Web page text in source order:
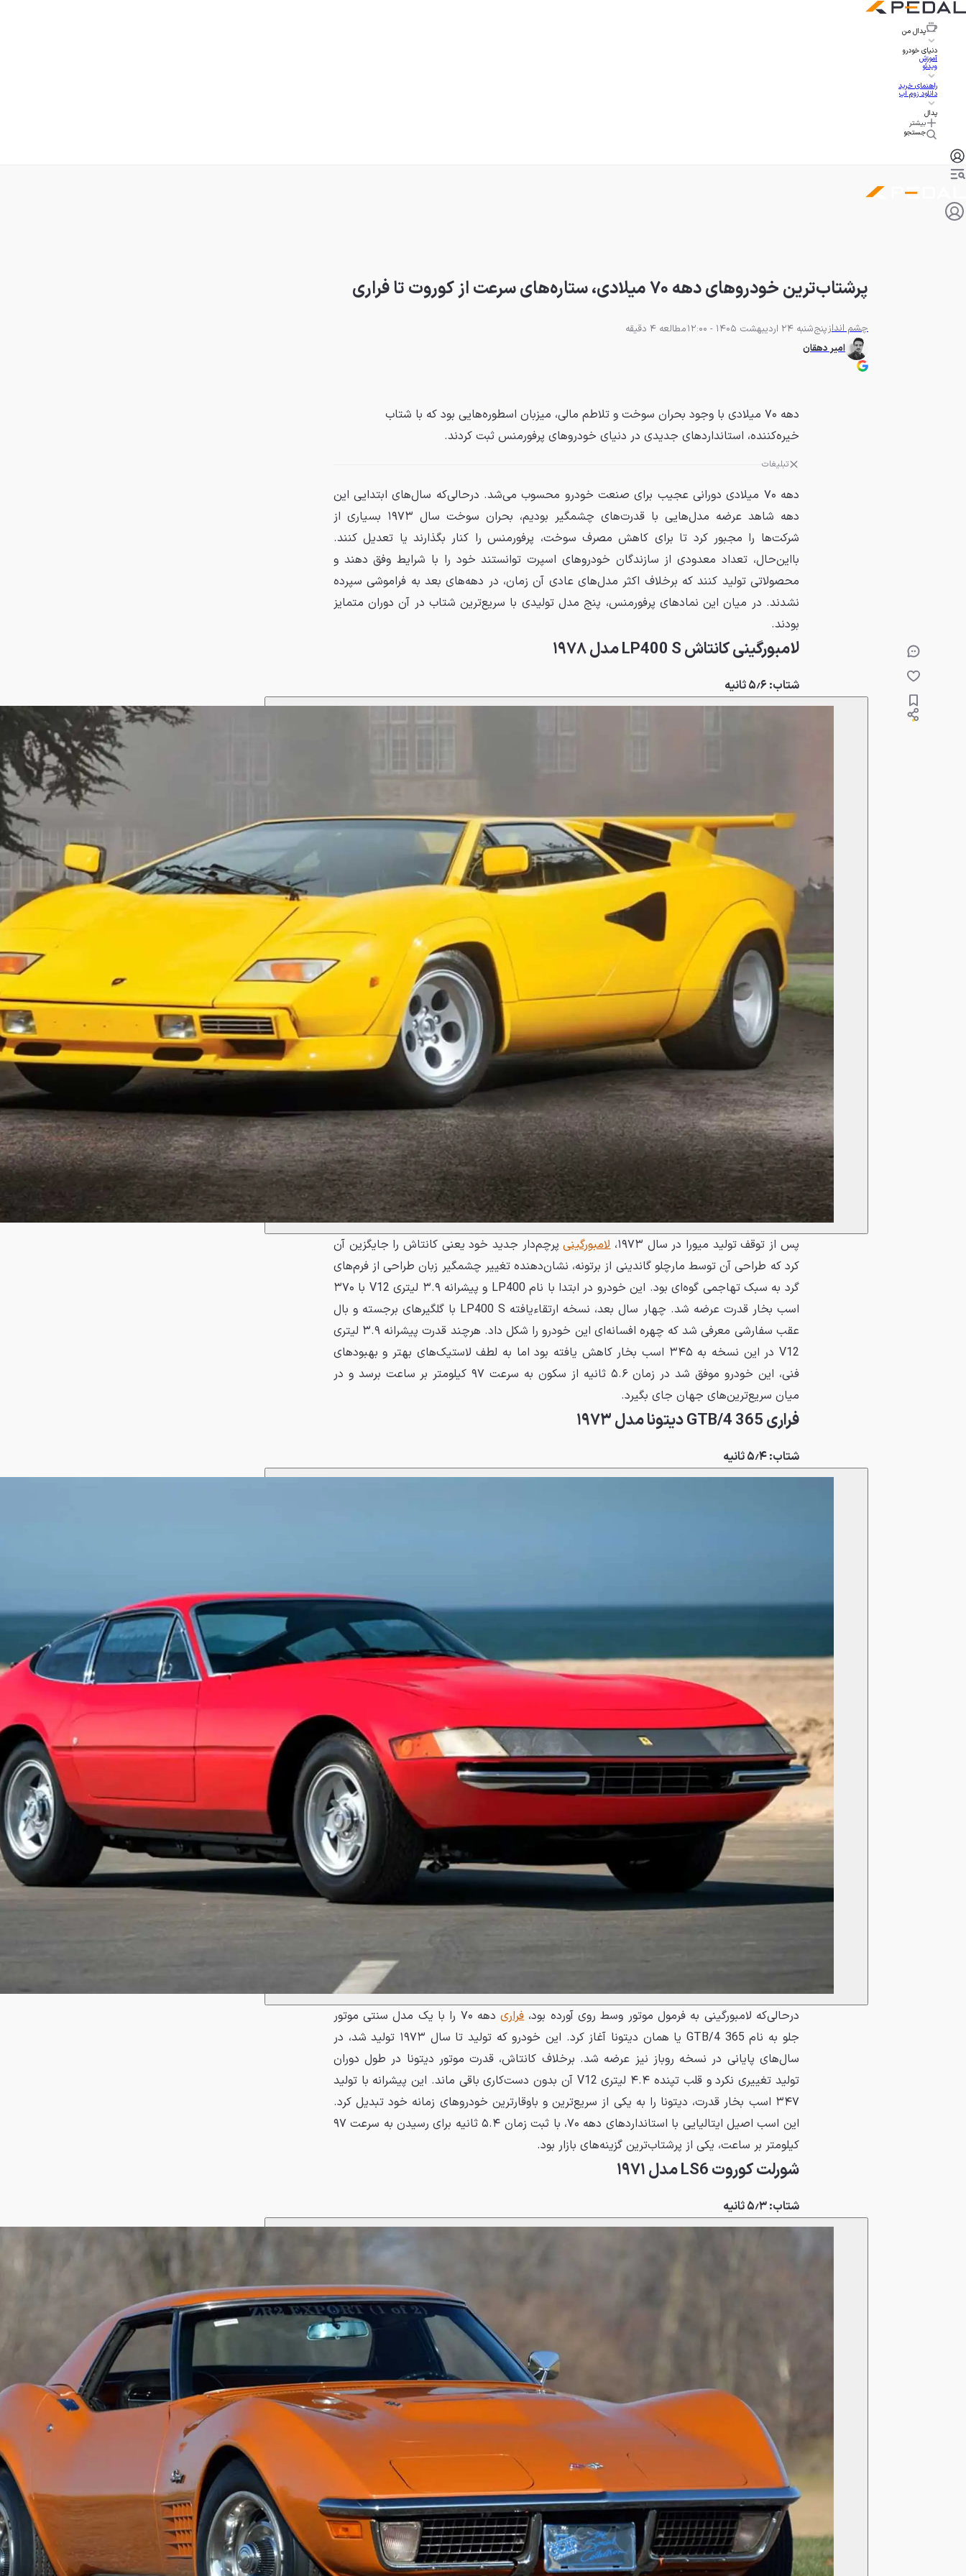
پدال من
دنیای خودرو
آموزش
ویدئو
راهنمای خرید
دانلود زوم اپ
پدال
بیشتر
جستجو
پرشتاب‌ترین خودروهای دهه ۷۰ میلادی، ستاره‌های سرعت از کوروت تا فراری
چشم اندازپنج‌شنبه 24 اردیبهشت 1405 - 12:00
مطالعه 4 دقیقه
امیر دهقان
دهه ۷۰ میلادی با وجود بحران سوخت و تلاطم مالی، میزبان اسطوره‌هایی بود که با شتاب
خیره‌کننده، استانداردهای جدیدی در دنیای خودروهای پرفورمنس ثبت کردند.
تبلیغات
دهه ۷۰ میلادی دورانی عجیب برای صنعت خودرو محسوب می‌شد. درحالی‌که سال‌های ابتدایی این
دهه شاهد عرضه مدل‌هایی با قدرت‌های چشمگیر بودیم، بحران سوخت سال ۱۹۷۳ بسیاری از
شرکت‌ها را مجبور کرد تا برای کاهش مصرف سوخت، پرفورمنس را کنار بگذارند یا تعدیل کنند.
بااین‌حال، تعداد معدودی از سازندگان خودروهای اسپرت توانستند خود را با شرایط وفق دهند و
محصولاتی تولید کنند که برخلاف اکثر مدل‌های عادی آن زمان، در دهه‌های بعد به فراموشی سپرده
نشدند. در میان این نمادهای پرفورمنس، پنج مدل تولیدی با سریع‌ترین شتاب در آن دوران متمایز
بودند.
لامبورگینی کانتاش LP400 S مدل ۱۹۷۸
شتاب: ۵٫۶ ثانیه
پس از توقف تولید میورا در سال ۱۹۷۳، لامبورگینیپرچم‌دار جدید خود یعنی کانتاش را جایگزین آن
کرد که طراحی آن توسط مارچلو گاندینی از برتونه، نشان‌دهنده تغییر چشمگیر زبان طراحی از فرم‌های
گرد به سبک تهاجمی گوه‌ای بود. این خودرو در ابتدا با نام LP400 و پیشرانه ۳.۹ لیتری V12 با ۳۷۰
اسب بخار قدرت عرضه شد. چهار سال بعد، نسخه ارتقاءیافته LP400 S با گلگیرهای برجسته و بال
عقب سفارشی معرفی شد که چهره افسانه‌ای این خودرو را شکل داد. هرچند قدرت پیشرانه ۳.۹ لیتری
V12 در این نسخه به ۳۴۵ اسب بخار کاهش یافته بود اما به لطف لاستیک‌های بهتر و بهبودهای
فنی، این خودرو موفق شد در زمان ۵.۶ ثانیه از سکون به سرعت ۹۷ کیلومتر بر ساعت برسد و در
میان سریع‌ترین‌های جهان جای بگیرد.
فراری 365 GTB/4 دیتونا مدل ۱۹۷۳
شتاب: ۵٫۴ ثانیه
درحالی‌که لامبورگینی به فرمول موتور وسط روی آورده بود،فراری
دهه ۷۰ را با یک مدل سنتی موتور
جلو به نام 365 GTB/4 یا همان دیتونا آغاز کرد. این خودرو که تولید تا سال ۱۹۷۳ تولید شد، در
سال‌های پایانی در نسخه روباز نیز عرضه شد. برخلاف کانتاش، قدرت موتور دیتونا در طول دوران
تولید تغییری نکرد و قلب تپنده ۴.۴ لیتری V12 آن بدون دست‌کاری باقی ماند. این پیشرانه با تولید
۳۴۷ اسب بخار قدرت، دیتونا را به یکی از سریع‌ترین و باوقارترین خودروهای زمانه خود تبدیل کرد.
این اسب اصیل ایتالیایی با استانداردهای دهه ۷۰، با ثبت زمان ۵.۴ ثانیه برای رسیدن به سرعت ۹۷
کیلومتر بر ساعت، یکی از پرشتاب‌ترین گزینه‌های بازار بود.
شورلت کوروت LS6 مدل ۱۹۷۱
شتاب: ۵٫۳ ثانیه